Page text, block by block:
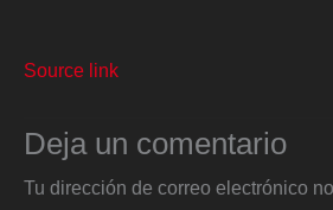
Source link
Deja un comentario
Tu dirección de correo electrónico